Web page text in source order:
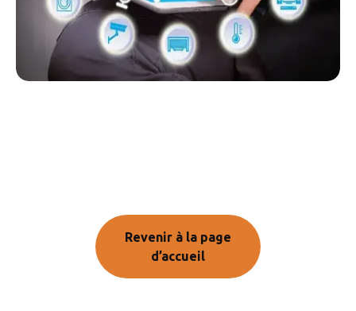
Revenir à la page
d’accueil